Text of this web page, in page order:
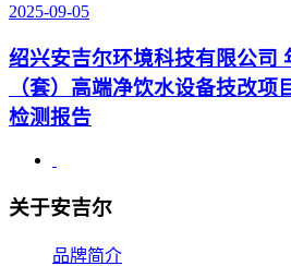
2025-09-05
绍兴安吉尔环境科技有限公司
（套）高端净饮水设备技改项
检测报告
关于安吉尔
品牌简介